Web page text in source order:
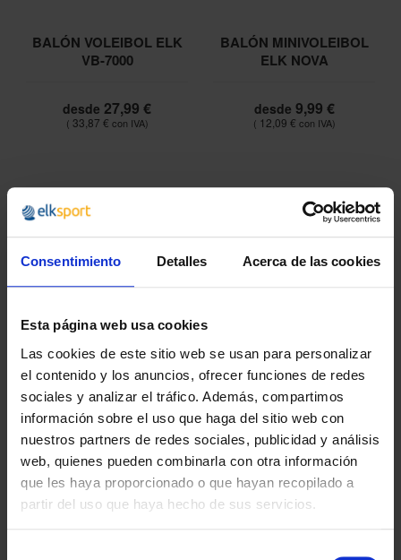
Consentimiento Detalles Acerca de las cookies
Esta página web usa cookies
Las cookies de este sitio web se usan para personalizar
el contenido y los anuncios, ofrecer funciones de redes
sociales y analizar el tráfico. Además, compartimos
información sobre el uso que haga del sitio web con
nuestros partners de redes sociales, publicidad y análisis
web, quienes pueden combinarla con otra información
que les haya proporcionado o que hayan recopilado a
partir del uso que haya hecho de sus servicios.
BALÓN VOLEIBOL ELK
VB-7000
desde 27,99 €
33,87 €
BALÓN MINIVOLEIBOL
ELK NOVA
desde 9,99 €
12,09 €
BALÓN MINIVOLEIBOL
ELK VB-5000
desde 14,95 €
18,09 €
Recomendado
BALÓN VOLEIBOL
SUPERBLANDO
desde 4,99 €
6,04 €